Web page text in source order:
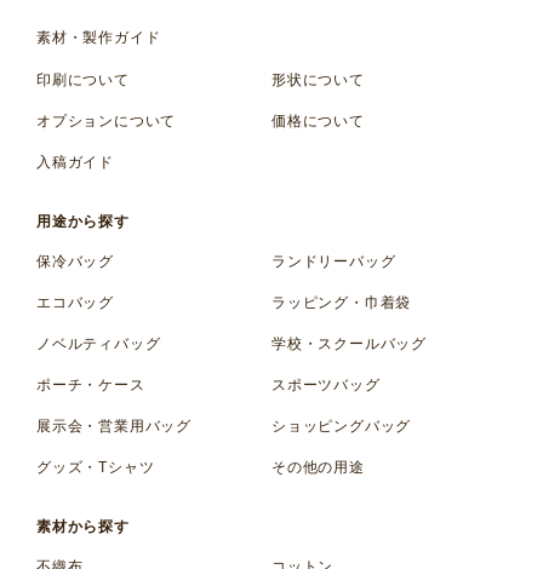
素材・製作ガイド
印刷について 形状について
オプションについて 価格について
入稿ガイド
用途から探す
保冷バッグ ランドリーバッグ
エコバッグ ラッピング・巾着袋
ノベルティバッグ 学校・スクールバッグ
ポーチ・ケース スポーツバッグ
展示会・営業用バッグ ショッピングバッグ
グッズ・Tシャツ その他の用途
素材から探す